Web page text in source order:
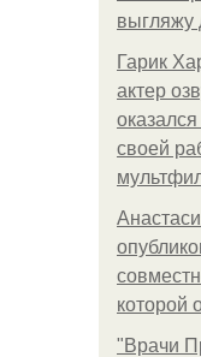
выгляжу
Гарик
актер
своей
которой
"Врачи